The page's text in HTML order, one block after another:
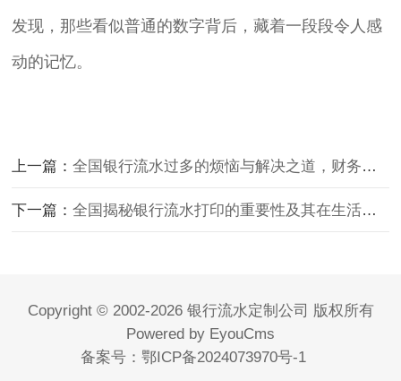
发现，那些看似普通的数字背后，藏着一段段令人感
动的记忆。
上一篇：全国银行流水过多的烦恼与解决之道，财务管理新视角
下一篇：全国揭秘银行流水打印的重要性及其在生活中的广泛应用
Copyright © 2002-2026 银行流水定制公司 版权所有
Powered by EyouCms
备案号： 鄂ICP备2024073970号-1